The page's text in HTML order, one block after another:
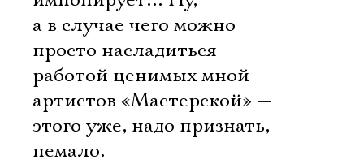
а в случае чего можно
просто насладиться
работой ценимых мной
артистов «Мастерской» —
этого уже, надо признать,
немало.